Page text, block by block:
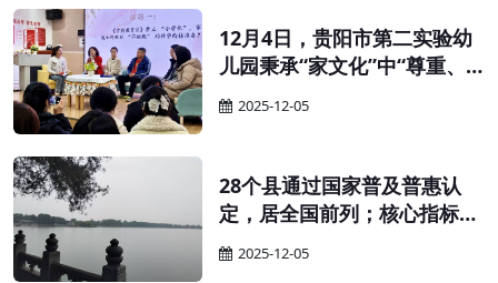
好促进学前教育普及普惠安全
优质发展，有效降低人民群众
保育教育成本，完善生育支持
政策体系，经商国家卫生健康
有关事项通知如下。
12月4日，贵阳市第二实验幼
儿园秉承“家文化”中“尊重、
和谐、互助”的核心特质，以
“科学幼小衔接”为核心，举办
“家”为纽带搭建高效沟通桥
梁，让科学衔接的理念与实践
经验在互动中碰撞共鸣，为幼
儿关键期成长筑牢坚实根基。
2025-12-05
28个县通过国家普及普惠认
定，居全国前列；核心指标连
续多年超全国平均水平——贵
州学前教育的“强势崛起”，绝
2025-12-05